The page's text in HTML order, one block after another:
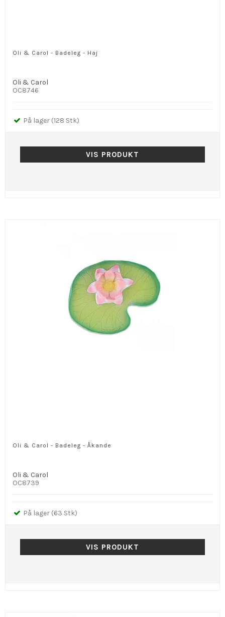
Oli & Carol - Badeleg - Haj
Oli & Carol
OC8746
På lager (128 Stk)
VIS PRODUKT
Oli & Carol - Badeleg - Åkande
Oli & Carol
OC8739
På lager (63 Stk)
VIS PRODUKT